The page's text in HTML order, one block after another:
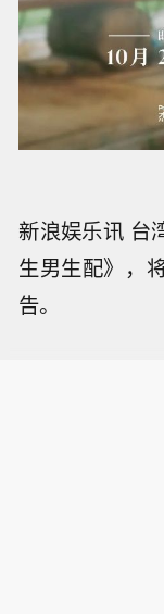
新浪娱乐讯 台
生男生配》，
告。